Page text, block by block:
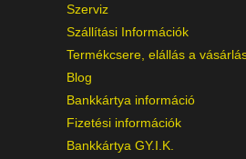
Szerviz
Szállítási Információk
Termékcsere, elállás a
Blog
Bankkártya információ
Fizetési információk
Bankkártya GY.I.K.